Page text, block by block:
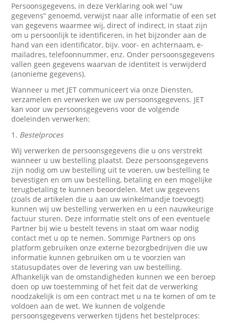
Persoonsgegevens, in deze Verklaring ook wel “uw
gegevens” genoemd, verwijst naar alle informatie of een set
van gegevens waarmee wij, direct of indirect, in staat zijn
om u persoonlijk te identificeren, in het bijzonder aan de
hand van een identificator, bijv. voor- en achternaam, e-
mailadres, telefoonnummer, enz. Onder persoonsgegevens
vallen geen gegevens waarvan de identiteit is verwijderd
(anonieme gegevens).
Wanneer u met JET communiceert via onze Diensten,
verzamelen en verwerken we uw persoonsgegevens. JET
kan voor uw persoonsgegevens voor de volgende
doeleinden verwerken:
1. Bestelproces
Wij verwerken de persoonsgegevens die u ons verstrekt
wanneer u uw bestelling plaatst. Deze persoonsgegevens
zijn nodig om uw bestelling uit te voeren, uw bestelling te
bevestigen en om uw bestelling, betaling en een mogelijke
terugbetaling te kunnen beoordelen. Met uw gegevens
(zoals de artikelen die u aan uw winkelmandje toevoegt)
kunnen wij uw bestelling verwerken en u een nauwkeurige
factuur sturen. Deze informatie stelt ons of een eventuele
Partner bij wie u bestelt tevens in staat om waar nodig
contact met u op te nemen. Sommige Partners op ons
platform gebruiken onze externe bezorgbedrijven die uw
informatie kunnen gebruiken om u te voorzien van
statusupdates over de levering van uw bestelling.
Afhankelijk van de omstandigheden kunnen we een beroep
doen op uw toestemming of het feit dat de verwerking
noodzakelijk is om een contract met u na te komen of om te
voldoen aan de wet. We kunnen de volgende
persoonsgegevens verwerken tijdens het bestelproces: